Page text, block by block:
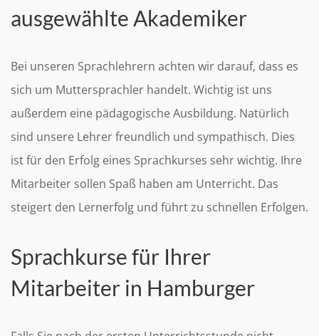
ausgewählte Akademiker
Bei unseren Sprachlehrern achten wir darauf, dass es
sich um Muttersprachler handelt. Wichtig ist uns
außerdem eine pädagogische Ausbildung. Natürlich
sind unsere Lehrer freundlich und sympathisch. Dies
ist für den Erfolg eines Sprachkurses sehr wichtig. Ihre
Mitarbeiter sollen Spaß haben am Unterricht. Das
steigert den Lernerfolg und führt zu schnellen Erfolgen.
Sprachkurse für Ihrer
Mitarbeiter in Hamburger